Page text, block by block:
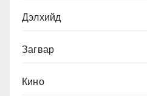
Дэлхийд
Загвар
Кино